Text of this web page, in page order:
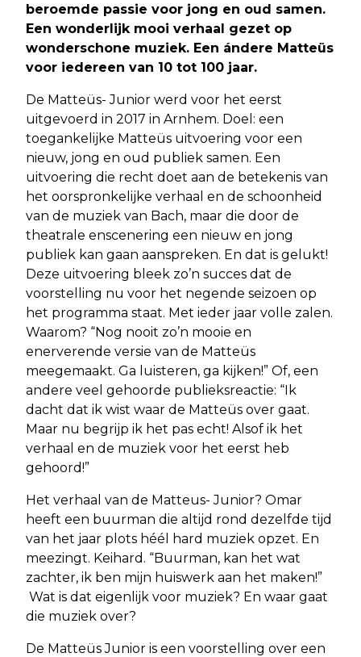
beroemde passie voor jong en oud samen.
Een wonderlijk mooi verhaal gezet op
wonderschone muziek. Een ándere Matteüs
voor iedereen van 10 tot 100 jaar.
De Matteüs- Junior werd voor het eerst
uitgevoerd in 2017 in Arnhem. Doel: een
toegankelijke Matteüs uitvoering voor een
nieuw, jong en oud publiek samen. Een
uitvoering die recht doet aan de betekenis van
het oorspronkelijke verhaal en de schoonheid
van de muziek van Bach, maar die door de
theatrale enscenering een nieuw en jong
publiek kan gaan aanspreken. En dat is gelukt!
Deze uitvoering bleek zo’n succes dat de
voorstelling nu voor het negende seizoen op
het programma staat. Met ieder jaar volle zalen.
Waarom? “Nog nooit zo’n mooie en
enerverende versie van de Matteüs
meegemaakt. Ga luisteren, ga kijken!” Of, een
andere veel gehoorde publieksreactie: “Ik
dacht dat ik wist waar de Matteüs over gaat.
Maar nu begrijp ik het pas echt! Alsof ik het
verhaal en de muziek voor het eerst heb
gehoord!”
Het verhaal van de Matteus- Junior? Omar
heeft een buurman die altijd rond dezelfde tijd
van het jaar plots héél hard muziek opzet. En
meezingt. Keihard. “Buurman, kan het wat
zachter, ik ben mijn huiswerk aan het maken!”
Wat is dat eigenlijk voor muziek? En waar gaat
die muziek over?
De Matteüs Junior is een voorstelling over een